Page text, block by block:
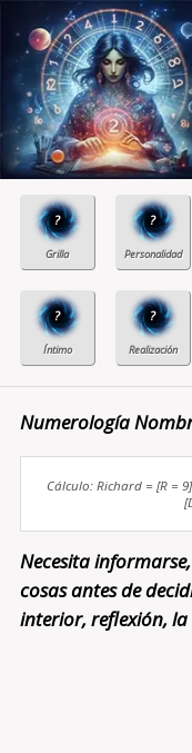
? ?
? ?
Numerología
Cálculo: Richard = [R =
Necesita
cosas antes de
interior, reflexión, la